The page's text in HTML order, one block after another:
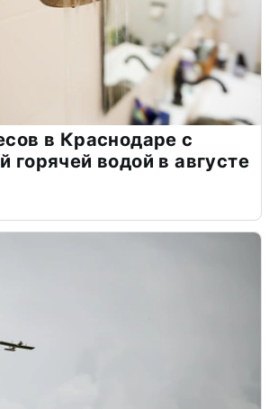
в Краснодаре с
горячей водой в августе